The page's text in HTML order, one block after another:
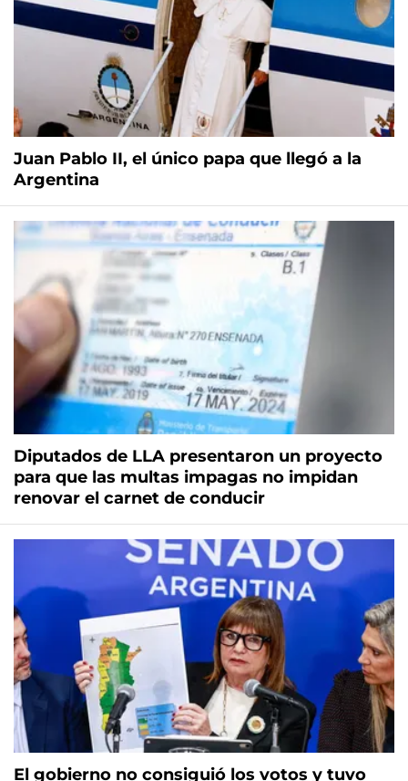
Juan Pablo II, el único papa que llegó a la
Argentina
Diputados de LLA presentaron un proyecto
para que las multas impagas no impidan
renovar el carnet de conducir
El gobierno no consiguió los votos y tuvo